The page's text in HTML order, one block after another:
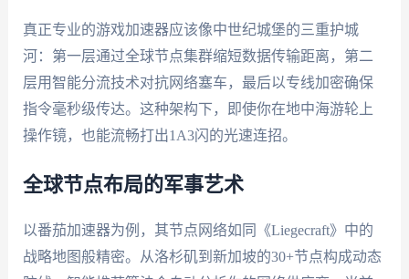
真正专业的游戏加速器应该像中世纪城堡的三重护城
河：第一层通过全球节点集群缩短数据传输距离，第二
层用智能分流技术对抗网络塞车，最后以专线加密确保
指令毫秒级传达。这种架构下，即使你在地中海游轮上
操作镜，也能流畅打出1A3闪的光速连招。
全球节点布局的军事艺术
以番茄加速器为例，其节点网络如同《Liegecraft》中的
战略地图般精密。从洛杉矶到新加坡的30+节点构成动态